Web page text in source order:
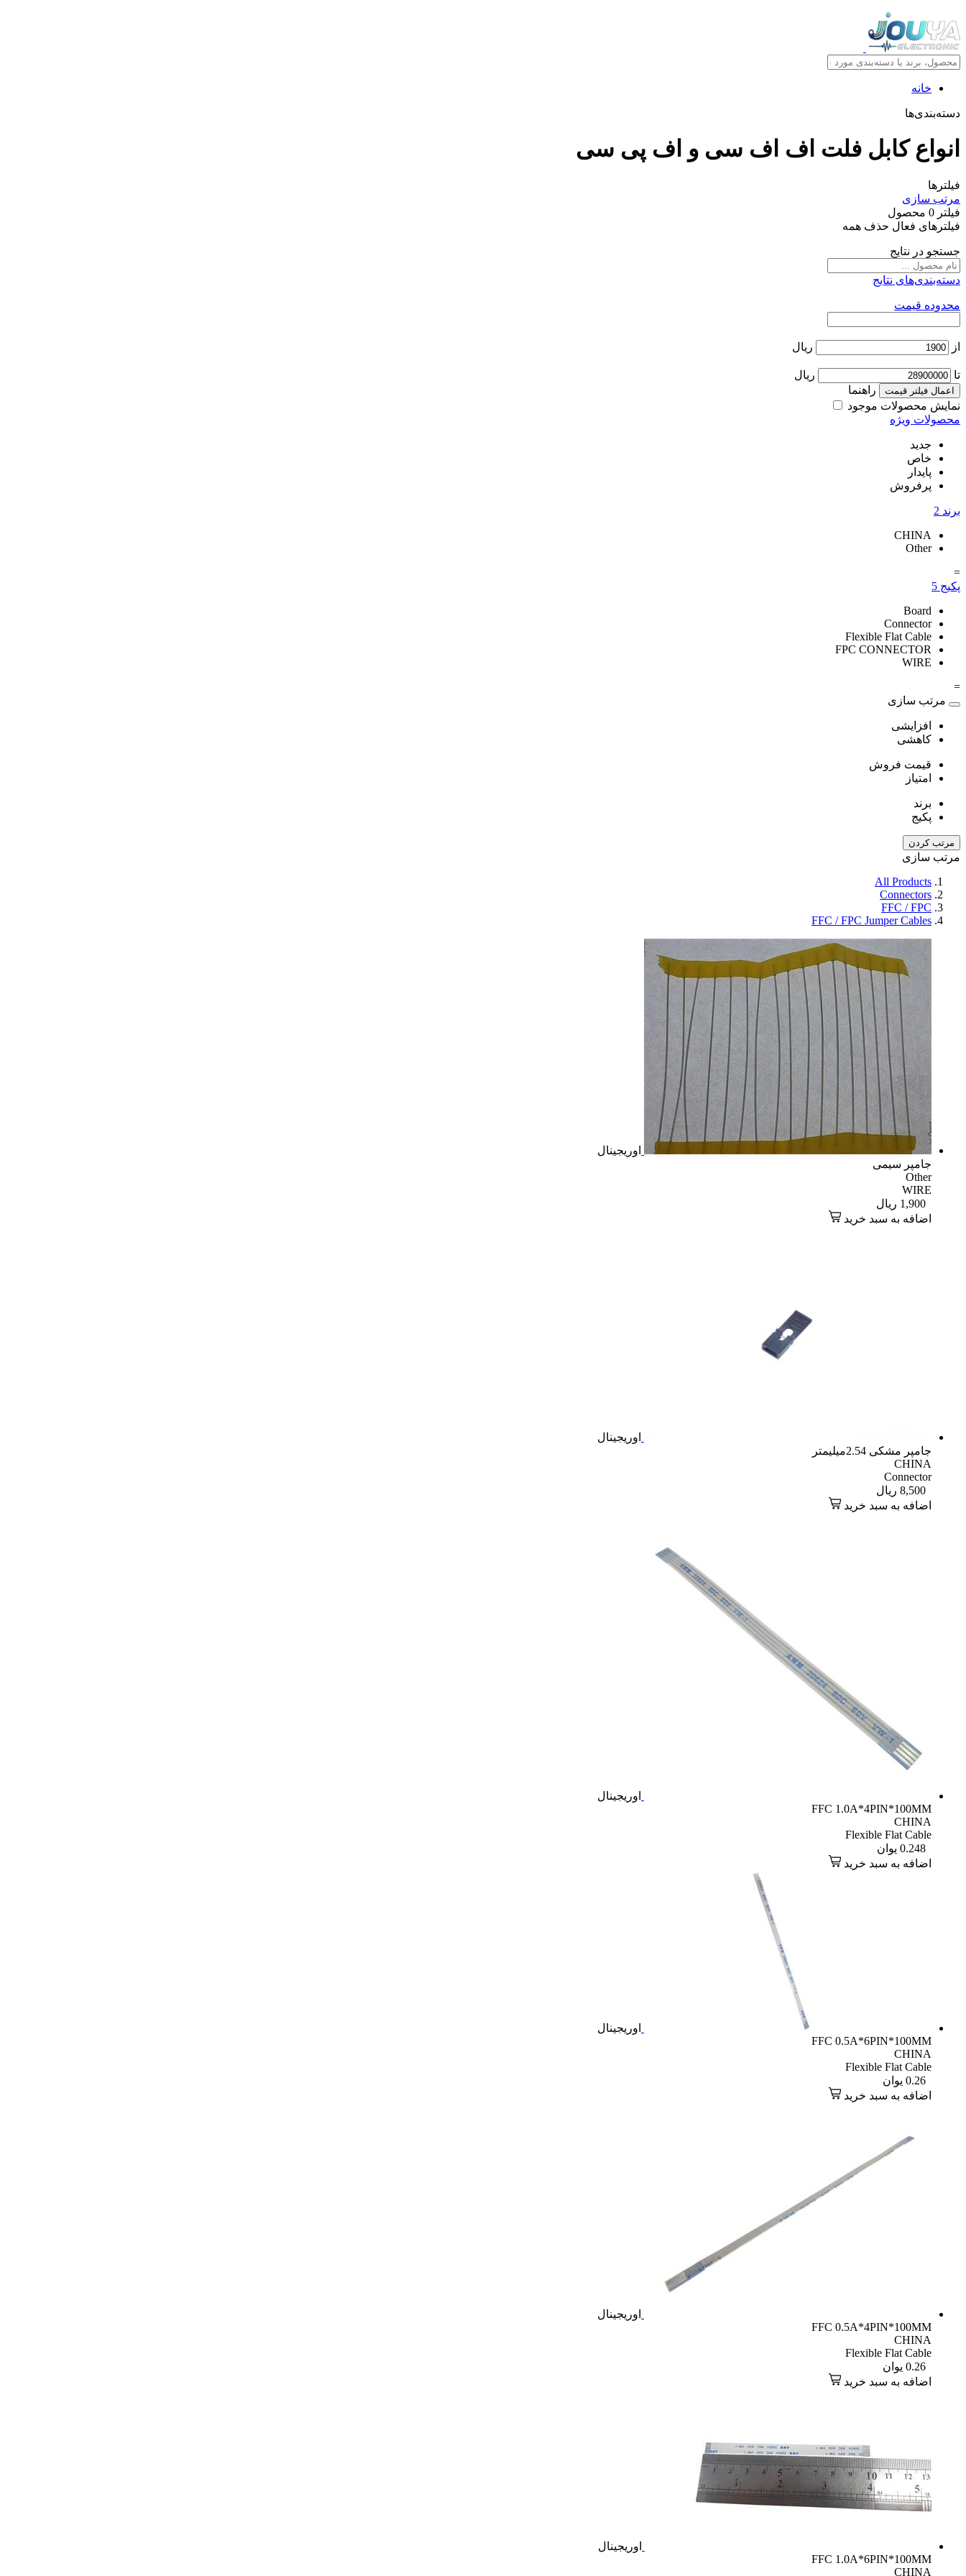
خانه
دسته‌بندی‌ها
انواع کابل فلت اف اف سی و اف پی سی
فیلترها
مرتب سازی
فیلتر 0 محصول
فیلترهای فعال حذف همه
جستجو در نتایج
دسته‌بندی‌های نتایج
محدوده قیمت
از ریال
تا ریال
اعمال فیلتر قیمت
راهنما
نمایش محصولات موجود
محصولات ویژه
جدید
خاص
پایدار
پرفروش
برند 2
CHINA
Other
=
پکیج 5
Board
Connector
Flexible Flat Cable
FPC CONNECTOR
WIRE
=
مرتب سازی
افزایشی
کاهشی
قیمت فروش
امتیاز
برند
پکیج
مرتب کردن
مرتب سازی
All Products
Connectors
FFC / FPC
FFC / FPC Jumper Cables
اوریجینال
جامپر سیمی
Other
WIRE
1,900 ریال
اضافه به سبد خرید
اوریجینال
جامپر مشکی 2.54میلیمتر
CHINA
Connector
8,500 ریال
اضافه به سبد خرید
اوریجینال
FFC 1.0A*4PIN*100MM
CHINA
Flexible Flat Cable
0.248 یوان
اضافه به سبد خرید
اوریجینال
FFC 0.5A*6PIN*100MM
CHINA
Flexible Flat Cable
0.26 یوان
اضافه به سبد خرید
اوریجینال
FFC 0.5A*4PIN*100MM
CHINA
Flexible Flat Cable
0.26 یوان
اضافه به سبد خرید
اوریجینال
FFC 1.0A*6PIN*100MM
CHINA